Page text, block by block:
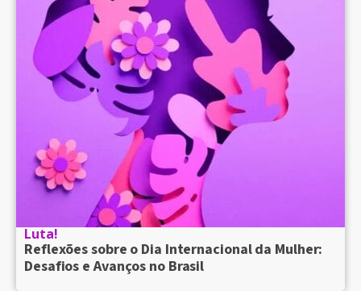
Luta!
Reflexões sobre o Dia Internacional da Mulher:
Desafios e Avanços no Brasil